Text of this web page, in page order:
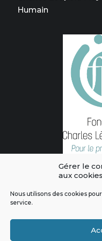
Gérer le
aux cookies
Nous utilisons des cookies
service.
Humain
L'intégralité des contenus
|